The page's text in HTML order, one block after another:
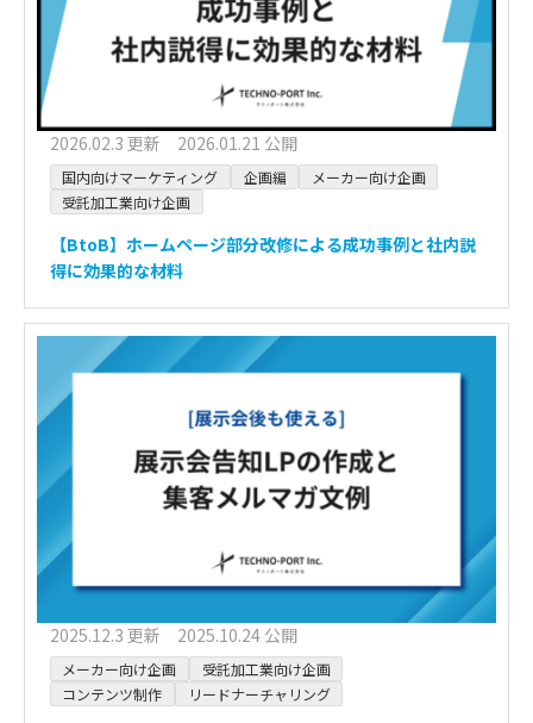
2026.02.3 更新 2026.01.21 公開
国内向けマーケティング 企画編
メーカー向け企画
受託加工業向け企画
【BtoB】ホームページ部分改修による成功事例と社内説
得に効果的な材料
2025.12.3 更新 2025.10.24 公開
メーカー向け企画
受託加工業向け企画
コンテンツ制作
リードナーチャリング